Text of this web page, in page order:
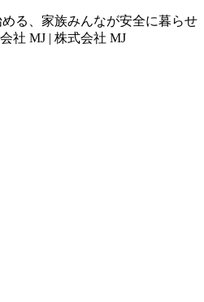
る、家族みんなが安全に暮らせ
社 MJ | 株式会社 MJ